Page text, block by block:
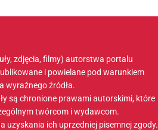
zdjęcia, filmy) autorstwa portalu
i powielane pod warunkiem
wyraźnego źródła.
są chronione prawami autorskimi, które
twórcom i wydawcom.
uzyskania ich uprzedniej pisemnej zgody.